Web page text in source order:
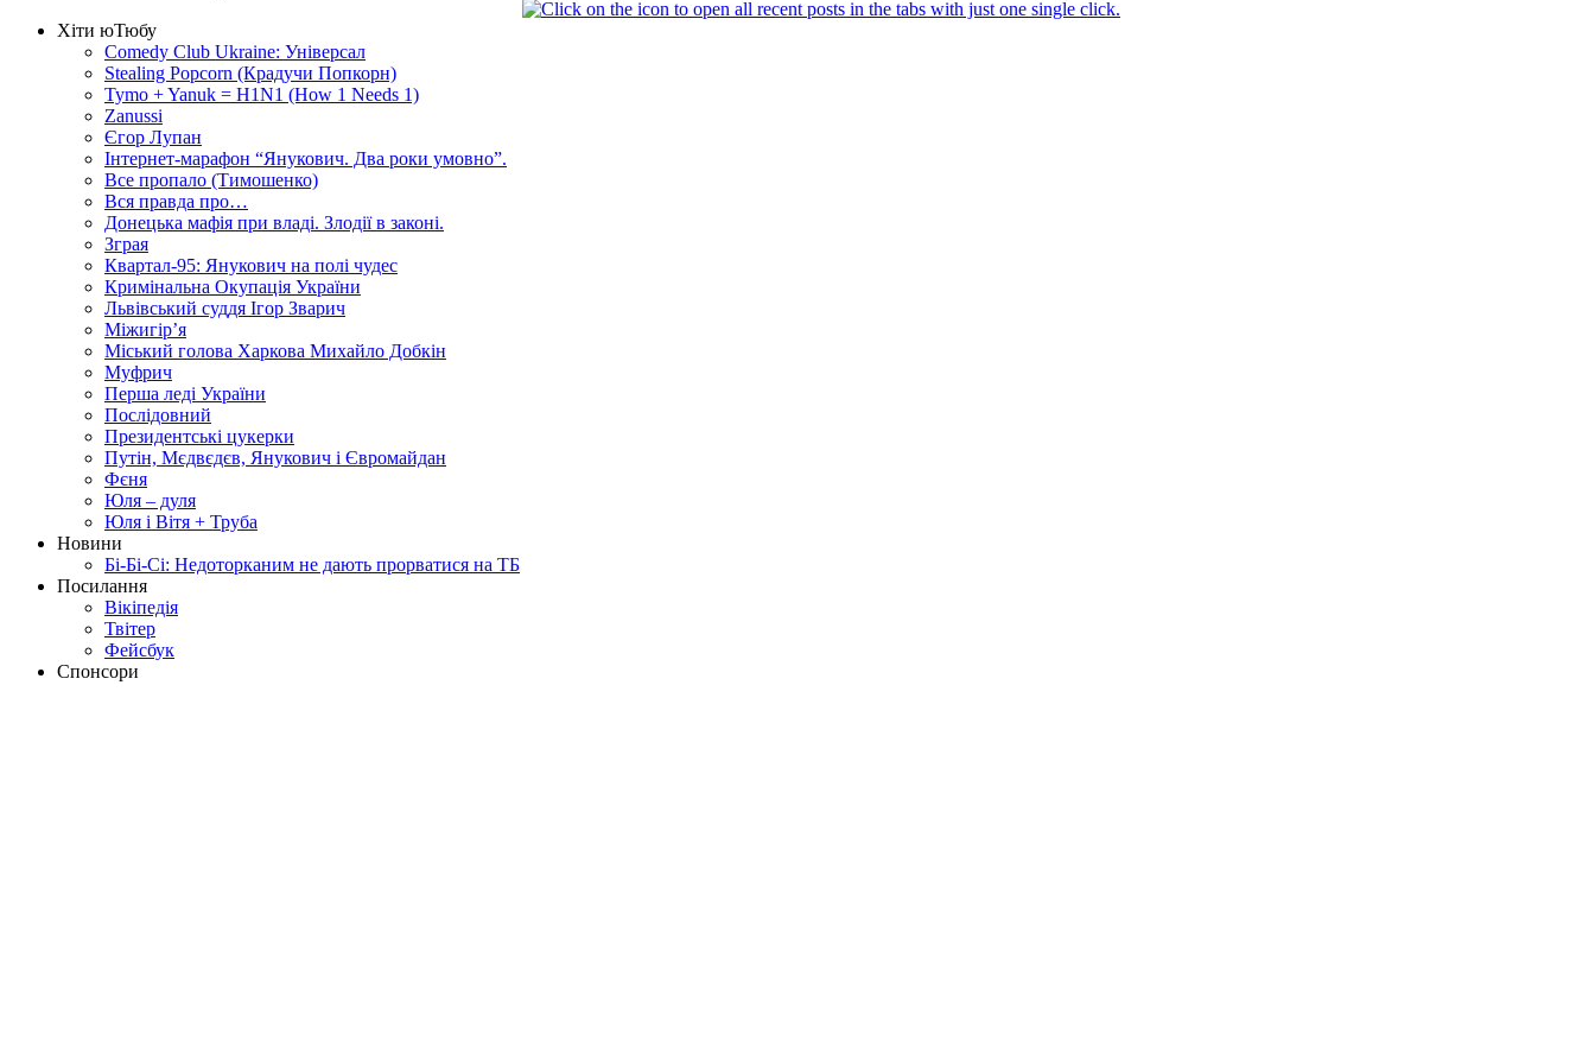
Хіти юТюбу
Comedy Club Ukraine: Універсал
Stealing Popcorn (Крадучи Попкорн)
Tymo + Yanuk = H1N1 (How 1 Needs 1)
Zanussi
Єгор Лупан
Інтернет-марафон “Янукович. Два роки умовно”.
Все пропало (Тимошенко)
Вся правда про…
Донецька мафія при владі. Злодії в законі.
Зграя
Квартал-95: Янукович на полі чудес
Кримінальна Окупація України
Львівський суддя Ігор Зварич
Міжигір’я
Міський голова Харкова Михайло Добкін
Муфрич
Перша леді України
Послідовний
Президентські цукерки
Путін, Мєдвєдєв, Янукович і Євромайдан
Фєня
Юля – дуля
Юля і Вітя + Труба
Новини
Бі-Бі-Сі: Недоторканим не дають прорватися на ТБ
Посилання
Вікіпедія
Твітер
Фейсбук
Спонсори